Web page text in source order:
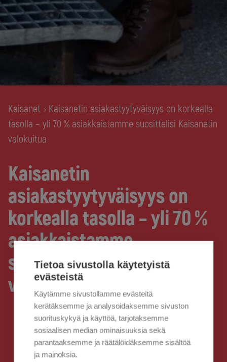
Kaisanet › Kaisanetin asiakastyytyväisyys on korkealla
tasolla – yli 70 % asiakkaistamme suosittelisi Kaisanetin
valokuitua
Kaisanetin
asiakastyytyväisyys on
korkealla tasolla – yli 70 %
asiakkaistamme
suosittelisi Kaisanetin
valokuitua
Tietoa sivustolla käytetyistä
evästeistä
Käytämme sivustollamme evästeitä
kerätäksemme ja analysoidaksemme sivuston
suorituskykyä ja käyttöä, tarjotaksemme
sosiaalisen median ominaisuuksia sekä
parantaaksemme ja räätälöidäksemme sisältöä
ja mainoksia.